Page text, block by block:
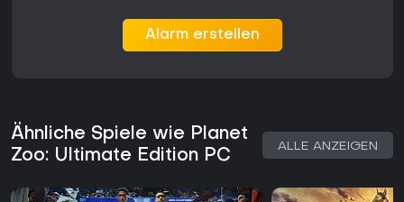
Planet Zoo bietet viel Tiefgang für alle, die sich für
Regelmäßige Updates haben neue Arten durch DLC-Pakete
hinzugefügt und die Stabilität durch Patches bis 2025
Bausessions als auch anspruchsvolles strategisches Spiel,
Alarm erstellen
Ähnliche Spiele wie Planet
Zoo: Ultimate Edition PC
ALLE ANZEIGEN